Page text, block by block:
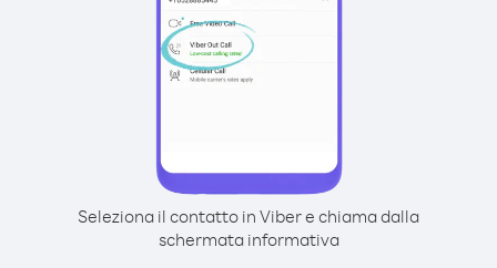
Seleziona il contatto in Viber e chiama dalla
schermata informativa